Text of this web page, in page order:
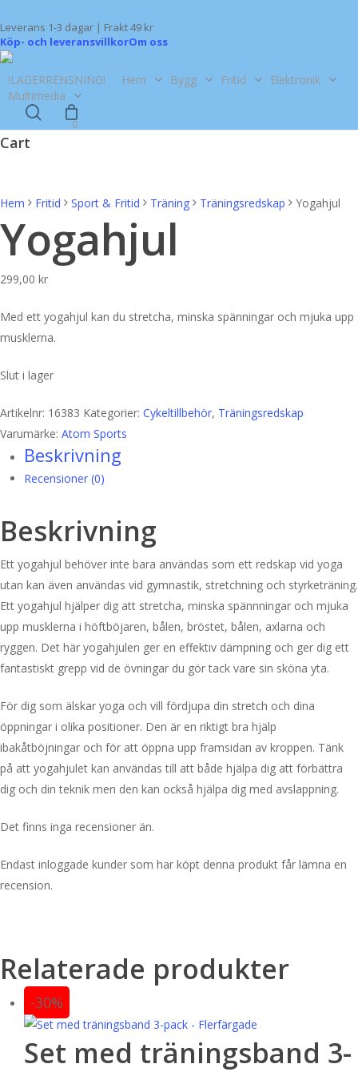
to
main
Leverans 1-3 dagar | Frakt 49 kr
Köp- och leveransvillkorOm oss
!LAGERRENSNING! Hem Bygg Fritid
Elektronik
Multimedia
search
0
Cart
Hem Fritid Sport & Fritid Träning Träningsredskap Yogahjul
Yogahjul
299,00 kr
Med ett yogahjul kan du stretcha, minska spänningar och mjuka upp
musklerna.
Slut i lager
Artikelnr: 16383 Kategorier: Cykeltillbehör, Träningsredskap
Varumärke: Atom Sports
Beskrivning
Recensioner (0)
Beskrivning
Ett yogahjul behöver inte bara användas som ett redskap vid yoga
utan kan även användas vid gymnastik, stretchning och styrketräning.
Ett yogahjul hjälper dig att stretcha, minska spännningar och mjuka
upp musklerna i höftböjaren, bålen, bröstet, bålen, axlarna och
ryggen. Det här yogahjulen ger en effektiv dämpning och ger dig ett
fantastiskt grepp vid de övningar du gör tack vare sin sköna yta.
För dig som älskar yoga och vill fördjupa din stretch och dina
öppningar i olika positioner. Den är en riktigt bra hjälp
ibakåtböjningar och för att öppna upp framsidan av kroppen. Tänk
på att yogahjulet kan användas till att både hjälpa dig att förbättra
dig och din teknik men den kan också hjälpa dig med avslappning.
Det finns inga recensioner än.
Endast inloggade kunder som har köpt denna produkt får lämna en
recension.
Relaterade produkter
-30%
Set med träningsband 3-